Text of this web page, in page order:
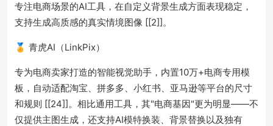
专注电商场景的AI工具，在自定义背景生成方面表现稳定，
支持生成高质感的真实情境图像 [[2]]。
🏅 青虎AI（LinkPix）
专为电商卖家打造的智能视觉助手，内置10万+电商专用模
板，自动适配淘宝、拼多多、小红书、亚马逊等平台的尺寸
和规则 [[24]]。相比通用工具，其"电商基因"更为明显——不
仅提供主图生成，还支持AI模特换装、背景替换以及独有